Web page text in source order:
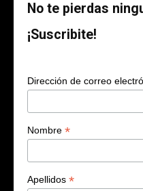
No te pierdas
¡Suscribite!
Dirección de correo
Nombre *
Apellidos *